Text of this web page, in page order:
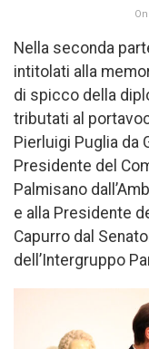
Nella seconda
intitolati alla
di spicco della
tributati al
Pierluigi Puglia da
Presidente del
Palmisano
e alla Presidente
Capurro dal
dell’Intergruppo